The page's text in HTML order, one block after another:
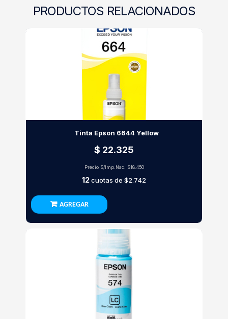
PRODUCTOS RELACIONADOS
Tinta Epson 6644 Yellow
$ 22.325
Precio S/Imp.Nac. $18.450
12cuotas de $2.742
AGREGAR